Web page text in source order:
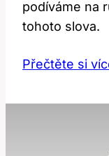
podíváme na
tohoto slova.
Přečtěte si